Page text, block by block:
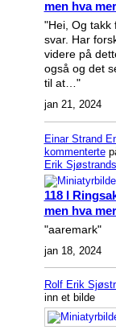
men hva
"Hei, Og takk
svar. Har
videre på
også og det
til at…"
jan 21, 2024
Einar Strand
kommenterte
Erik Sjøstrands
118 I
men hva
"aaremark"
jan 18, 2024
Rolf Erik
inn et bilde